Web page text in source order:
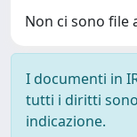
Non ci sono file
I documenti in
tutti i diritti
indicazione.